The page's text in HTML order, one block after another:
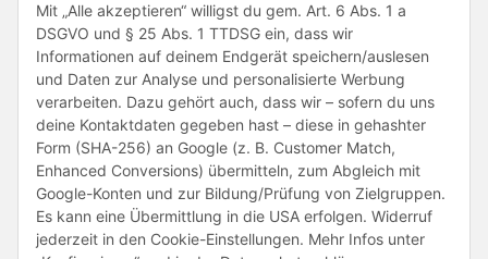
Mit „Alle akzeptieren“ willigst du gem. Art. 6 Abs. 1 a
DSGVO und § 25 Abs. 1 TTDSG ein, dass wir
Informationen auf deinem Endgerät speichern/auslesen
und Daten zur Analyse und personalisierte Werbung
verarbeiten. Dazu gehört auch, dass wir – sofern du uns
deine Kontaktdaten gegeben hast – diese in gehashter
Form (SHA-256) an Google (z. B. Customer Match,
Enhanced Conversions) übermitteln, zum Abgleich mit
Google-Konten und zur Bildung/Prüfung von Zielgruppen.
Es kann eine Übermittlung in die USA erfolgen. Widerruf
jederzeit in den Cookie-Einstellungen. Mehr Infos unter
Folge uns
Unsere Partner